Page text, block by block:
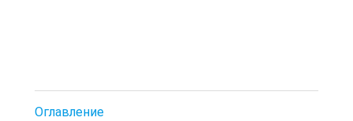
Оглавление